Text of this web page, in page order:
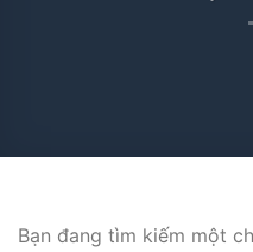
Bạn đang tìm kiếm một